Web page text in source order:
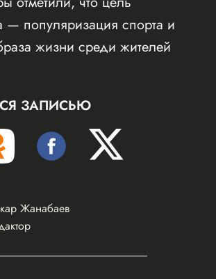
— популяризация спорта и
жизни среди жителей
ЗАПИСЬЮ
Жанабаев